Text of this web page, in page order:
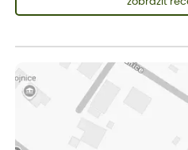
Měla jsem pouze
sazenicemi
Miroslava
Rostliny byly v pořádku,